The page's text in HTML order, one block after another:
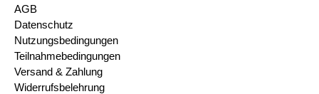
AGB
Datenschutz
Nutzungsbedingungen
Teilnahmebedingungen
Versand & Zahlung
Widerrufsbelehrung